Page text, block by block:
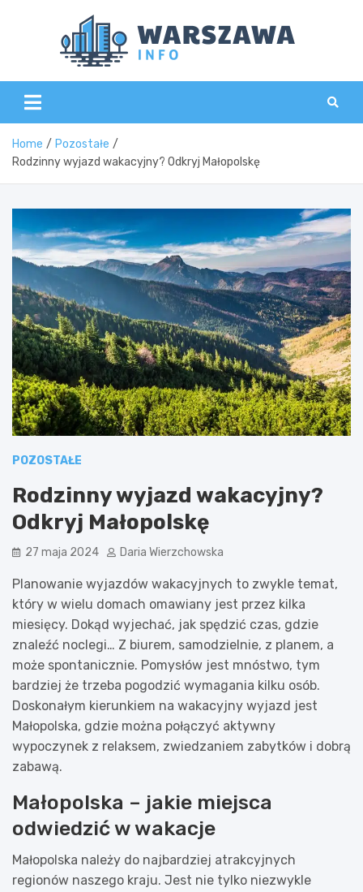
Home
Pozostałe
Rodzinny wyjazd wakacyjny? Odkryj Małopolskę
POZOSTAŁE
Rodzinny wyjazd wakacyjny?
Odkryj Małopolskę
27 maja 2024 Daria Wierzchowska
Planowanie wyjazdów wakacyjnych to zwykle temat,
który w wielu domach omawiany jest przez kilka
miesięcy. Dokąd wyjechać, jak spędzić czas, gdzie
znaleźć noclegi… Z biurem, samodzielnie, z planem, a
może spontanicznie. Pomysłów jest mnóstwo, tym
bardziej że trzeba pogodzić wymagania kilku osób.
Doskonałym kierunkiem na wakacyjny wyjazd jest
Małopolska, gdzie można połączyć aktywny
wypoczynek z relaksem, zwiedzaniem zabytków i dobrą
zabawą.
Małopolska – jakie miejsca
odwiedzić w wakacje
Małopolska należy do najbardziej atrakcyjnych
regionów naszego kraju. Jest nie tylko niezwykle